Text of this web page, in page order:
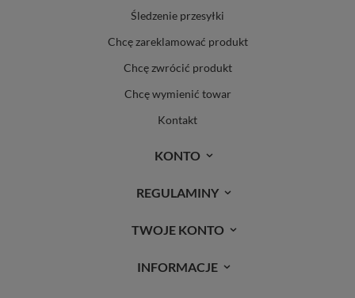
Śledzenie przesyłki
Chcę zareklamować produkt
Chcę zwrócić produkt
Chcę wymienić towar
Kontakt
KONTO
REGULAMINY
TWOJE KONTO
INFORMACJE